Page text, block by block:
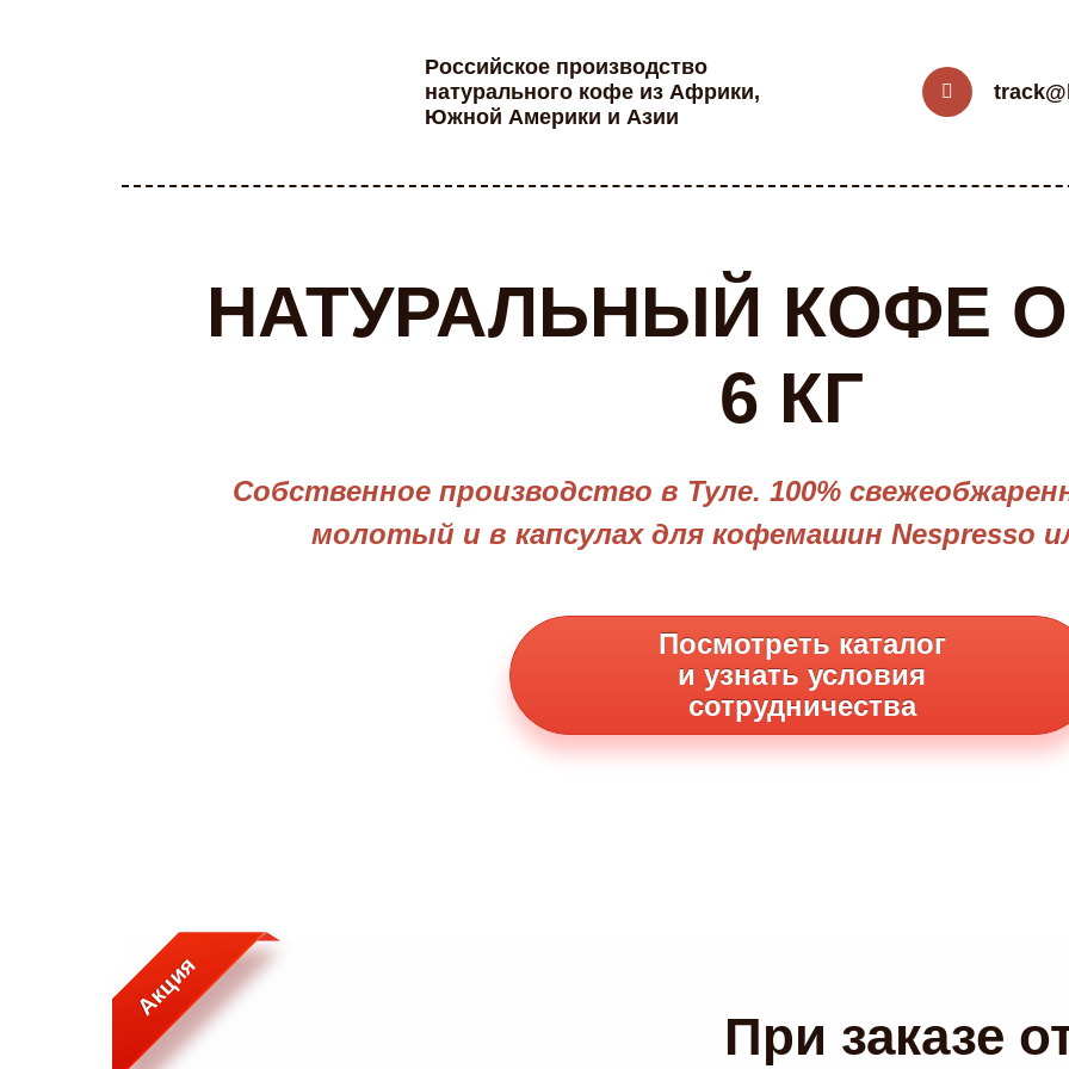
Российское производство
натурального кофе из Африки,
Южной Америки и Азии
НАТУРАЛЬНЫЙ КОФЕ
6 КГ
Собственное производство в Туле. 100%
молотый и в капсулах для кофемашин Nespresso
Посмотреть каталог
и узнать условия
сотрудничества
Акция
При заказе